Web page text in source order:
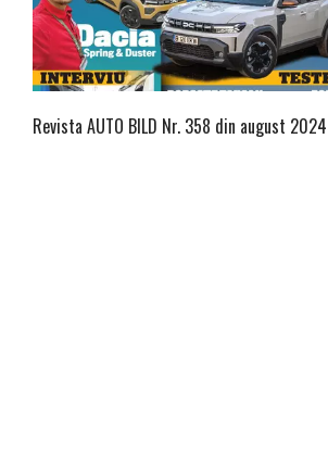
Revista AUTO BILD Nr. 358 din august 2024